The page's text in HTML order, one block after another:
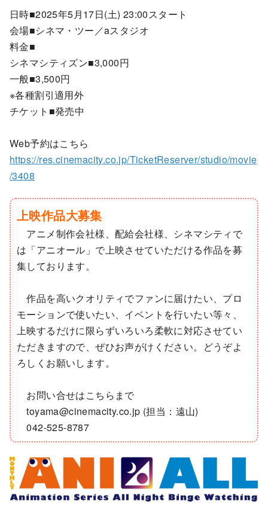
日時■2025年5月17日(土) 23:00スタート
会場■シネマ・ツー／aスタジオ
料金■
シネマシティズン■3,000円
一般■3,500円
※各種割引適用外
チケット■発売中
Web予約はこちら
https://res.cinemacity.co.jp/TicketReserver/studio/movie
/3408
上映作品大募集
アニメ制作会社様、配給会社様、シネマシティで
は「アニオール」で上映させていただける作品を募
集しております。
作品を高いクオリティでファンに届けたい、プロ
モーションで使いたい、イベントを行いたい等々、
上映するだけに限らずいろいろ柔軟に対応させてい
ただきますので、ぜひお声がけください。どうぞよ
ろしくお願いします。
お問い合せはこちらまで
toyama@cinemacity.co.jp (担当：遠山)
042-525-8787